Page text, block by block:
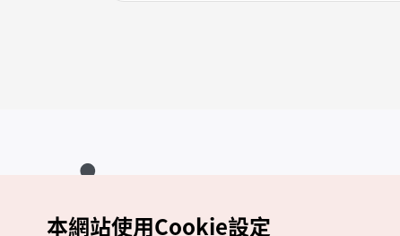
Copyrights (c) 韓國觀光公社版權所有
本網站使用Cookie設定